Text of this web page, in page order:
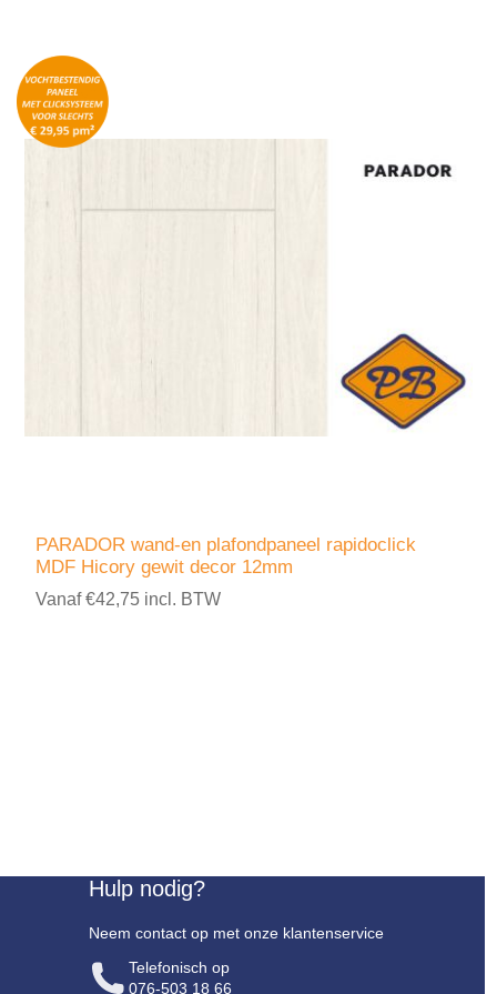
PARADOR wand-en plafondpaneel rapidoclick
MDF Hicory gewit decor 12mm
Vanaf €42,75 incl. BTW
Hulp nodig?
Neem contact op met onze klantenservice
Telefonisch op
076-503 18 66